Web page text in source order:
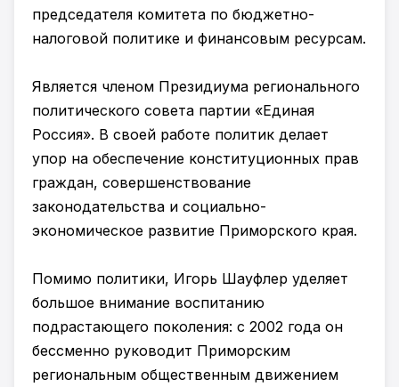
председателя комитета по бюджетно-
налоговой политике и финансовым ресурсам.
Является членом Президиума регионального
политического совета партии «Единая
Россия». В своей работе политик делает
упор на обеспечение конституционных прав
граждан, совершенствование
законодательства и социально-
экономическое развитие Приморского края.
Помимо политики, Игорь Шауфлер уделяет
большое внимание воспитанию
подрастающего поколения: с 2002 года он
бессменно руководит Приморским
региональным общественным движением